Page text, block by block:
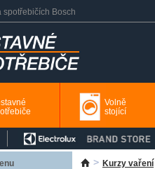
spotřebičích Bosch
Volně
stojící
Kurzy vaření